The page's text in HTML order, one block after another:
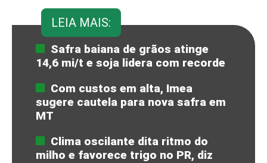
LEIA MAIS:
Safra baiana de grãos atinge
14,6 mi/t e soja lidera com recorde
Com custos em alta, Imea
sugere cautela para nova safra em
MT
Clima oscilante dita ritmo do
milho e favorece trigo no PR, diz